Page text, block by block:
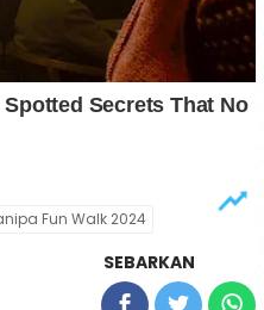
Fun Walk 2024
SEBARKAN